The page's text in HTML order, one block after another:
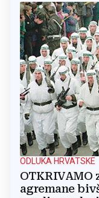
ODLUKA HRVATSKE
OTKRIVAMO
agremane